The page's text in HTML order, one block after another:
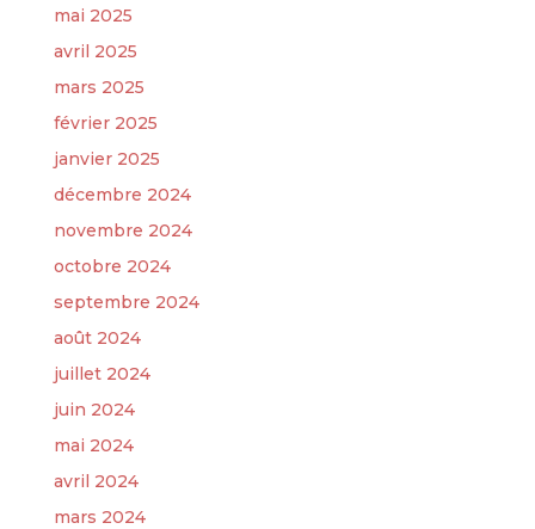
mai 2025
avril 2025
mars 2025
février 2025
janvier 2025
décembre 2024
novembre 2024
octobre 2024
septembre 2024
août 2024
juillet 2024
juin 2024
mai 2024
avril 2024
mars 2024